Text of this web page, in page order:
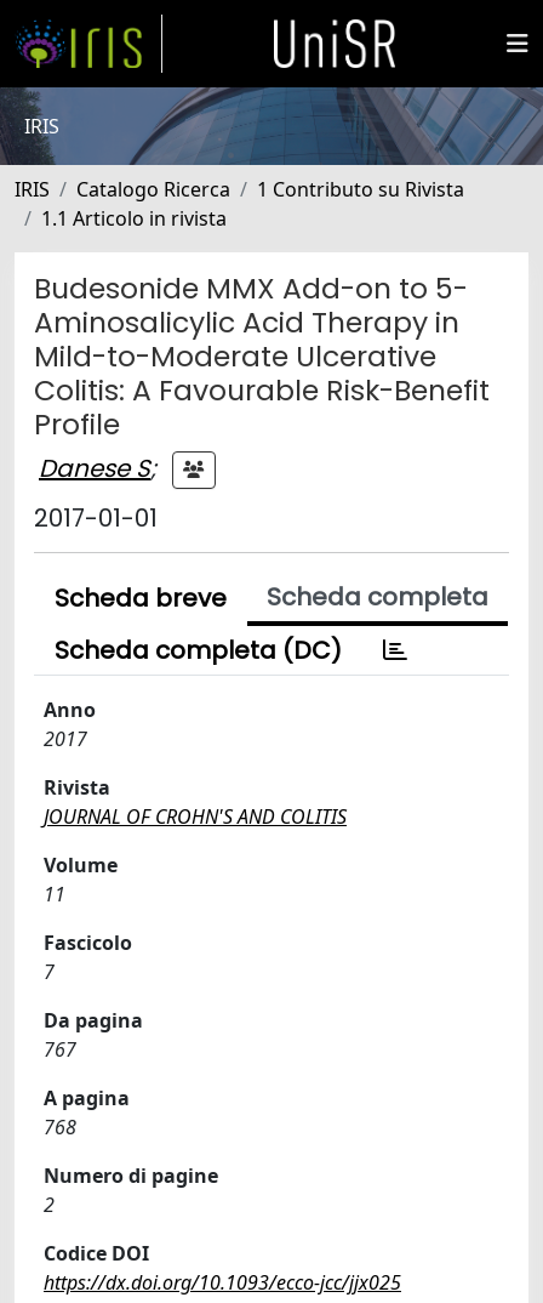
IRIS
IRIS Catalogo Ricerca
1 Contributo su Rivista
1.1 Articolo in rivista
Budesonide MMX Add-on to 5-
Aminosalicylic Acid Therapy in
Mild-to-Moderate Ulcerative
Colitis: A Favourable Risk-Benefit
Profile
Danese S;
2017-01-01
Scheda breve
Scheda completa
Scheda completa (DC)
Anno
2017
Rivista
JOURNAL OF CROHN'S AND COLITIS
Volume
11
Fascicolo
7
Da pagina
767
A pagina
768
Numero di pagine
2
Codice DOI
https://dx.doi.org/10.1093/ecco-jcc/jjx025